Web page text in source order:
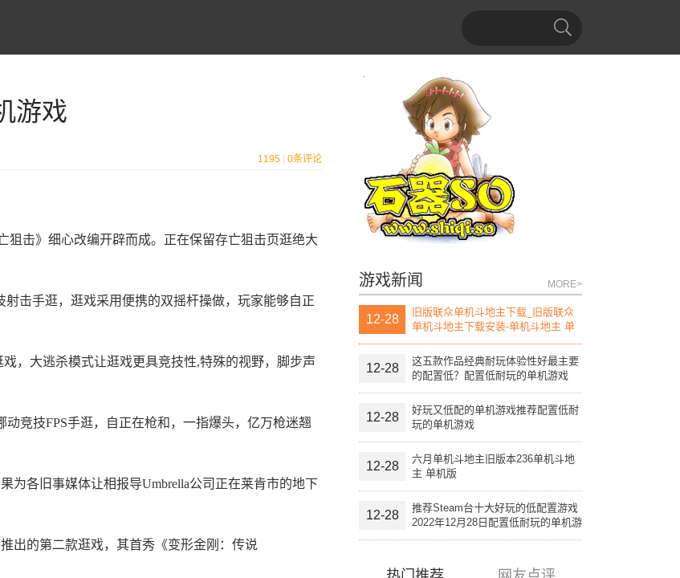
游戏
1195 0条评论
击》细心改编开辟而成。正在保留存亡狙击页逛绝大
击手逛，逛戏采用便携的双摇杆操做，玩家能够自正
大逃杀模式让逛戏更具竞技性,特殊的视野，脚步声
技FPS手逛，自正在枪和，一指爆头，亿万枪迷翘
各旧事媒体让相报导Umbrella公司正在莱肯市的地下
的第二款逛戏，其首秀《变形金刚：传说
游戏新闻 MORE>
12-28
旧版联众单机斗地主下载_旧版联众
单机斗地主下载安装-单机斗地主 单
机版
12-28
这五款作品经典耐玩体验性好最主要
的配置低？配置低耐玩的单机游戏
12-28
好玩又低配的单机游戏推荐配置低耐
玩的单机游戏
12-28
六月单机斗地主旧版本236单机斗地
主 单机版
12-28
推荐Steam台十大好玩的低配置游戏
2022年12月28日配置低耐玩的单机游
戏